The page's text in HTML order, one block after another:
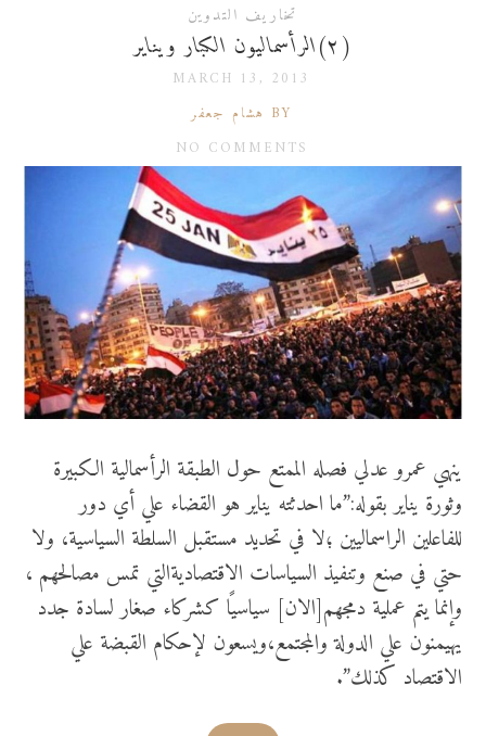
تخاريف التدوين
(٢)الرأسماليون الكبار ويناير
MARCH 13, 2013
BY هشام جعفر
NO COMMENTS
ينهي عمرو عدلي فصله الممتع حول الطبقة الرأسمالية الكبيرة
وثورة يناير بقوله:”ما احدثته يناير هو القضاء علي أي دور
للفاعلين الراسماليين ؛لا في تحديد مستقبل السلطة السياسية، ولا
حتي في صنع وتنفيذ السياسات الاقتصاديةالتي تمس مصالحهم ،
وإنما يتم عملية دمجهم[الان] سياسيًا كشركاء صغار لسادة جدد
يهيمنون علي الدولة والمجتمع،ويسعون لإحكام القبضة علي
الاقتصاد كذلك”.